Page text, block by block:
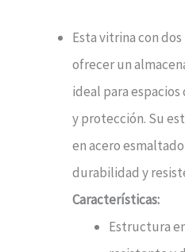
Esta vitrina con
ofrecer un
ideal para
y protección. Su
en acero
durabilidad y
Características:
Estructura